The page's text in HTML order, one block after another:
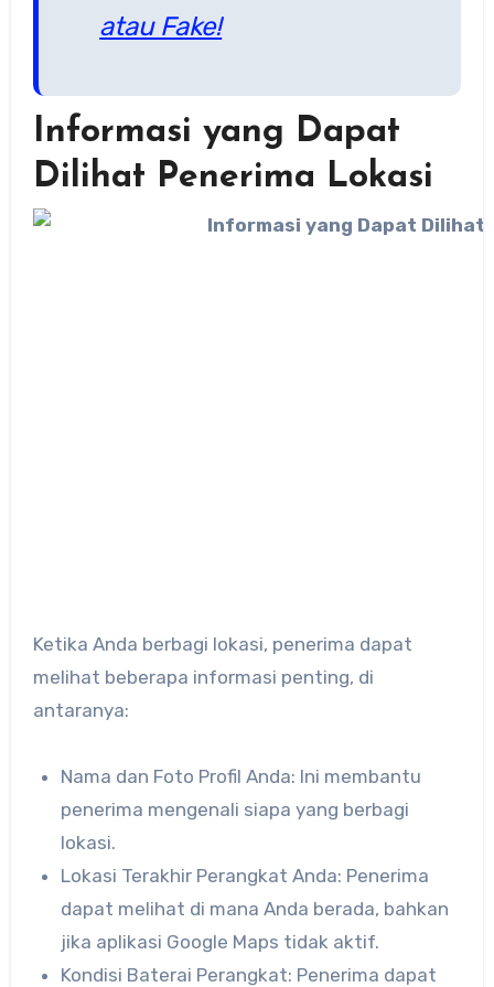
atau Fake!
Informasi yang Dapat
Dilihat Penerima Lokasi
Ketika Anda berbagi lokasi, penerima dapat
melihat beberapa informasi penting, di
antaranya:
Nama dan Foto Profil Anda: Ini membantu
penerima mengenali siapa yang berbagi
lokasi.
Lokasi Terakhir Perangkat Anda: Penerima
dapat melihat di mana Anda berada, bahkan
jika aplikasi Google Maps tidak aktif.
Kondisi Baterai Perangkat: Penerima dapat